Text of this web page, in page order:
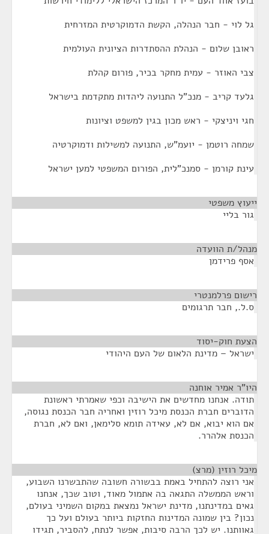
גל לוי - חבר הנהלה, הקשת הדמוקרטית המזרחית
ראובן שלום - הנהלת ההסתדרות הציונית העולמית
צבי האוזר - עמית מחקר בכיר, פורום קהלת
גלעד קריב - מנכ"ל התנועה ליהדות מתקדמת בישראל
חגי ויניצקי - ראש מכון בגין למשפט וציונות
שמחה רוטמן - יועמ"ש, התנועה למשילות ודמוקרטיה
עינת קורמן - סמנכ"לית, הפורום המשפטי למען ישראל
ייעוץ משפטי
גור בליי
מנהל/ת הוועדה
אסף פרידמן
רישום פרלמנטרי
ס.ל., חבר תרגומים
הצעת חוק-יסוד
ישראל – מדינת הלאום של העם היהודי
היו"ר אמיר אוחנה
תודה. אנחנו מחדשים את הישיבה וכפי שאמרתי ראשונת
הדוברים חברת הכנסת מיכל רוזין ואחריה חבר הכנסת נגוסה,
אם הוא יבוא, אם לא, עאידה תומא סלימאן, ואם לא, חברת
הכנסת אלהרר.
מיכל רוזין (מרצ)
אני רוצה להתחיל באמת בבשורה חשובה שהתבשרנו השבוע,
וראש הממשלה התגאה בה אתמול מאוד, וטוב שכך, אנחנו
גאים במדינתנו, מדינת ישראל נמצאת במקום השמיני בעולם,
נכון? בין שמונה המדינות החזקות ביותר בעולם ועל כך
גאוותנו. יש לכך הרבה סיבות, אפשר לנתח, להסביר, תגידו